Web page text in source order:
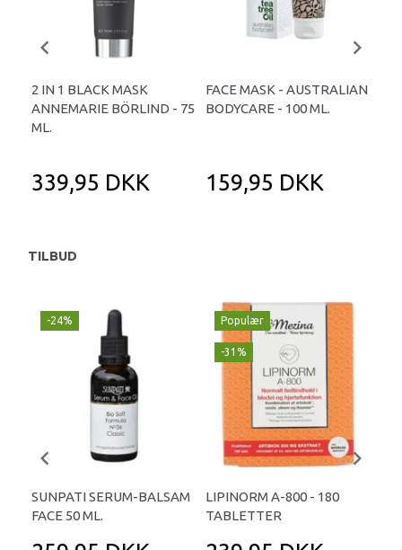
2 IN 1 BLACK MASK
ANNEMARIE BÖRLIND - 75
ML.
339,95 DKK
FACE MASK - AUSTRALIAN
BODYCARE - 100 ML.
159,95 DKK
TILBUD
-24%
SUNPATI SERUM-BALSAM
FACE 50 ML.
Populær
-31%
LIPINORM A-800 - 180
TABLETTER